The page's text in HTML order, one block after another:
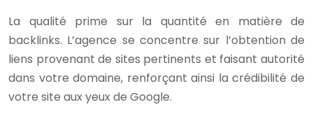
La qualité prime sur la quantité en matière de
backlinks. L’agence se concentre sur l’obtention de
liens provenant de sites pertinents et faisant autorité
dans votre domaine, renforçant ainsi la crédibilité de
votre site aux yeux de Google.